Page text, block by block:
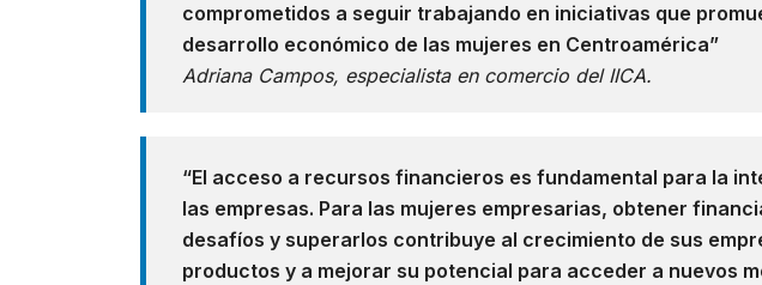
comprometidos a seguir trabajando en iniciativas que
desarrollo económico de las mujeres en Centroamérica”
Adriana Campos, especialista en comercio del IICA.
“El acceso a recursos financieros es fundamental para la
las empresas. Para las mujeres empresarias, obtener
desafíos y superarlos contribuye al crecimiento de sus
productos y a mejorar su potencial para acceder a nuevos